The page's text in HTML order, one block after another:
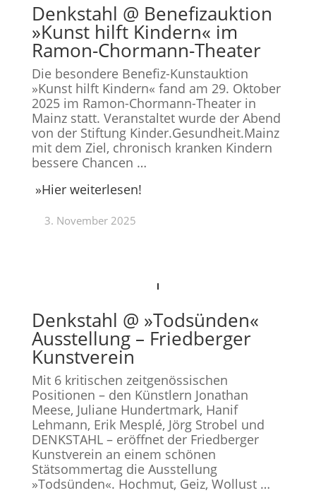
Denkstahl @ Benefizauktion
»Kunst hilft Kindern« im
Ramon-Chormann-Theater
Die besondere Benefiz-Kunstauktion
»Kunst hilft Kindern« fand am 29. Oktober
2025 im Ramon-Chormann-Theaterin
Mainz statt. Veranstaltet wurde der Abend
von der Stiftung Kinder.Gesundheit.Mainz
mit dem Ziel, chronisch kranken Kindern
bessere Chancen …
»Hier weiterlesen!
3. November 2025
Denkstahl @ »Todsünden«
Ausstellung – Friedberger
Kunstverein
Mit 6 kritischen zeitgenössischen
Positionen – den Künstlern Jonathan
Meese, Juliane Hundertmark, Hanif
Lehmann, Erik Mesplé, Jörg Strobel und
DENKSTAHL – eröffnet der Friedberger
Kunstverein an einem schönen
Stätsommertag die Ausstellung
»Todsünden«. Hochmut, Geiz, Wollust …